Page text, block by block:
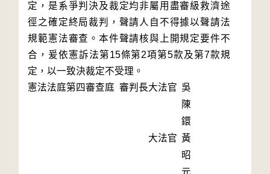
定，是系爭判決及裁定均非屬用盡審級救濟途
徑之確定終局裁判，聲請人自不得據以聲請法
規範憲法審查。本件聲請核與上開規定要件不
合，爰依憲訴法第15條第2項第5款及第7款規
定，以一致決裁定不受理。
憲法法庭第四審查庭 審判長大法官 吳
陳
鐶
大法官 黃
昭
元